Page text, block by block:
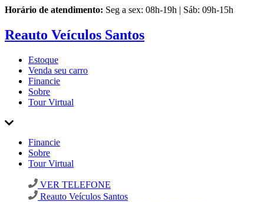
Horário de atendimento: Seg a sex: 08h-19h | Sáb: 09h-15h
Reauto Veículos Santos
Estoque
Venda seu carro
Financie
Sobre
Tour Virtual
Financie
Sobre
Tour Virtual
VER TELEFONE
Reauto Veículos Santos